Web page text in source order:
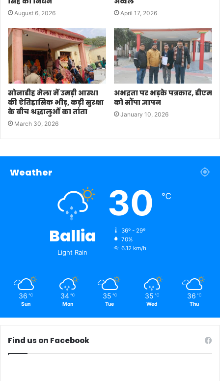
August 6, 2026 April 17, 2026
सोनाडीह मेला में उमड़ी आस्था
की ऐतिहासिक भीड़, कड़ी सुरक्षा
के बीच श्रद्धालुओं का तांता
March 30, 2026
अभद्रता पर भड़के पत्रकार, डीएम
को सौंपा ज्ञापन
January 10, 2026
Weather
Ballia
Light Rain
30 ℃
36º - 29º
70%
6.12 km/h
36 ℃
Sun
34 ℃
Mon
35 ℃
Tue
35 ℃
Wed
36 ℃
Thu
Find us on Facebook